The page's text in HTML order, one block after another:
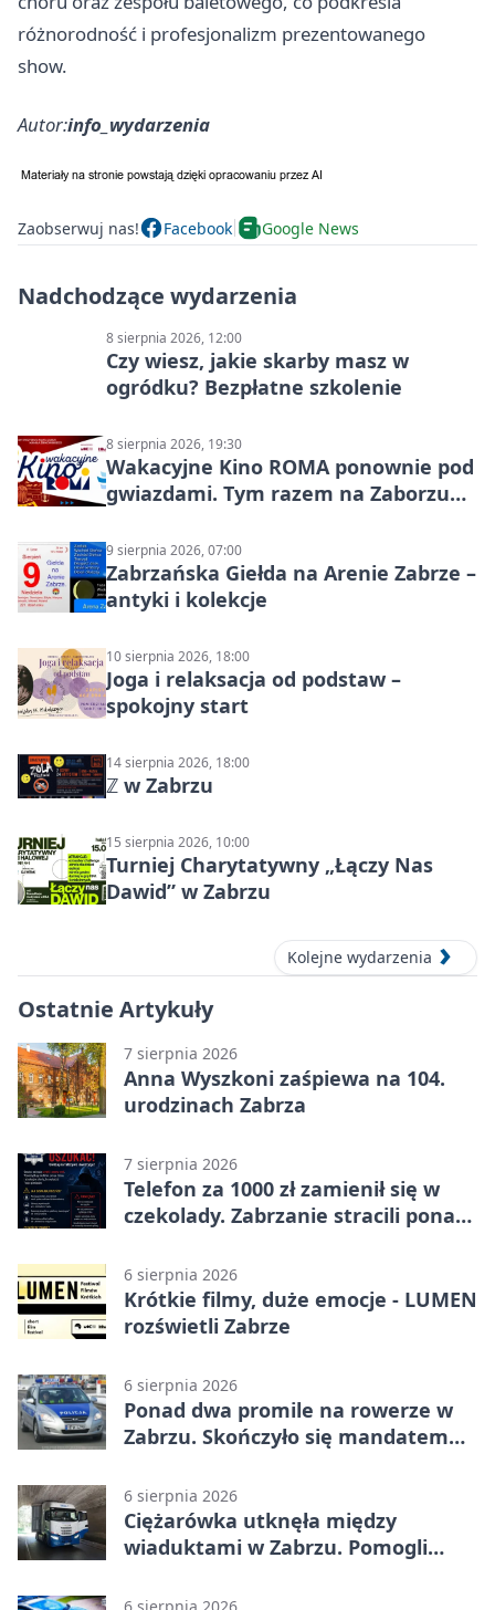
różnorodność i profesjonalizm prezentowanego
show.
Autor:info_wydarzenia
Zaobserwuj nas! Facebook Google News
Nadchodzące wydarzenia
8 sierpnia 2026, 12:00
Czy wiesz, jakie skarby masz w
ogródku? Bezpłatne szkolenie
8 sierpnia 2026, 19:30
Wakacyjne Kino ROMA ponownie pod
gwiazdami. Tym razem na Zaborzu
9 sierpnia 2026, 07:00
Zabrzańska Giełda na Arenie Zabrze –
antyki i kolekcje
10 sierpnia 2026, 18:00
Joga i relaksacja od podstaw –
spokojny start
14 sierpnia 2026, 18:00
ℤ w Zabrzu
15 sierpnia 2026, 10:00
Turniej Charytatywny „Łączy Nas
Dawid” w Zabrzu
Kolejne wydarzenia
Ostatnie Artykuły
7 sierpnia 2026
Anna Wyszkoni zaśpiewa na 104.
urodzinach Zabrza
7 sierpnia 2026
Telefon za 1000 zł zamienił się w
czekolady. Zabrzanie stracili ponad
6 sierpnia 2026
Krótkie filmy, duże emocje - LUMEN
rozświetli Zabrze
6 sierpnia 2026
Ponad dwa promile na rowerze w
Zabrzu. Skończyło się mandatem
6 sierpnia 2026
Ciężarówka utknęła między
wiaduktami w Zabrzu. Pomogli